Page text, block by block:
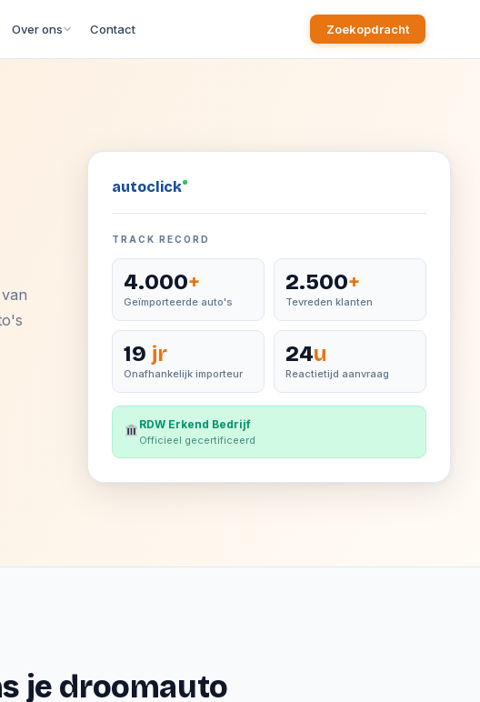
Over ons Contact Zoekopdracht
autoclick
TRACK RECORD
4.000+
Geïmporteerde auto's
2.500+
Tevreden klanten
19 jr
Onafhankelijk importeur
24u
Reactietijd aanvraag
RDW Erkend Bedrijf
Officieel gecertificeerd
je droomauto